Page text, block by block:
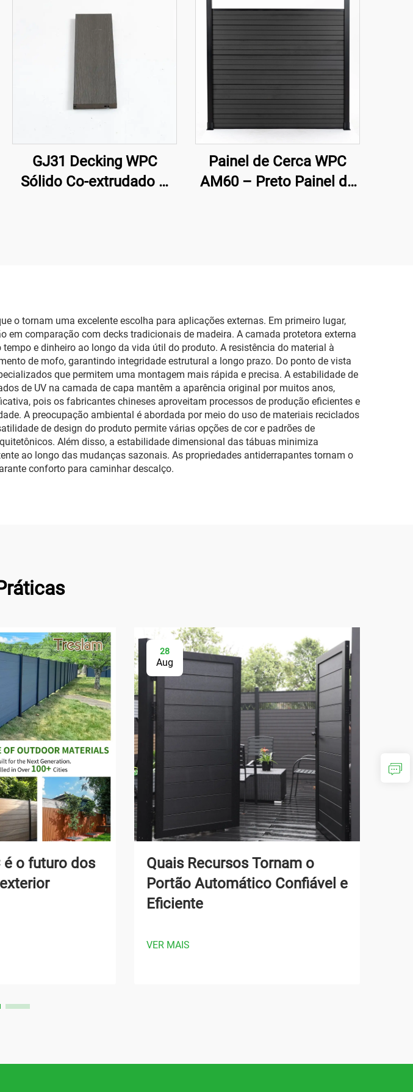
GJ31 Decking WPC
Sólido Co-extrudado –
Painel de Cerca WPC
AM60 – Preto Painel de
o tornam uma excelente escolha para aplicações externas. Em primeiro lugar,
comparação com decks tradicionais de madeira. A camada protetora externa
e dinheiro ao longo da vida útil do produto. A resistência do material à
de mofo, garantindo integridade estrutural a longo prazo. Do ponto de vista
que permitem uma montagem mais rápida e precisa. A estabilidade de
de UV na camada de capa mantêm a aparência original por muitos anos,
pois os fabricantes chineses aproveitam processos de produção eficientes e
A preocupação ambiental é abordada por meio do uso de materiais reciclados
de design do produto permite várias opções de cor e padrões de
Além disso, a estabilidade dimensional das tábuas minimiza
ao longo das mudanças sazonais. As propriedades antiderrapantes tornam o
conforto para caminhar descalço.
é o futuro dos
28
Aug
Quais Recursos Tornam o
Portão Automático Confiável e
Eficiente
VER MAIS